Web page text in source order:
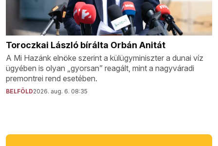
Toroczkai László bírálta Orbán Anitát
A Mi Hazánk elnöke szerint a külügyminiszter a dunai víz
ügyében is olyan „gyorsan” reagált, mint a nagyváradi
premontrei rend esetében.
BELFÖLD2026. aug. 6. 08:35